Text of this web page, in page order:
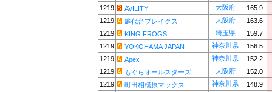
1219
AVILITY 大阪府
165.9
1219
庭代台ブレイクス 大阪府
163.6
1219
KING FROGS 埼玉県
159.7
1219
YOKOHAMA JAPAN 神奈川県
156.5
1219
Apex 神奈川県
152.2
1219
もぐらオールスターズ 大阪府
152.0
1219
町田相模原マックス 神奈川県
148.9